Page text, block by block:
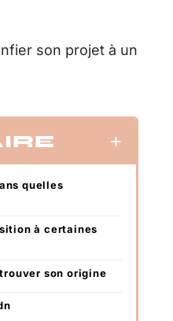
son projet à un
quelles
à certaines
son origine